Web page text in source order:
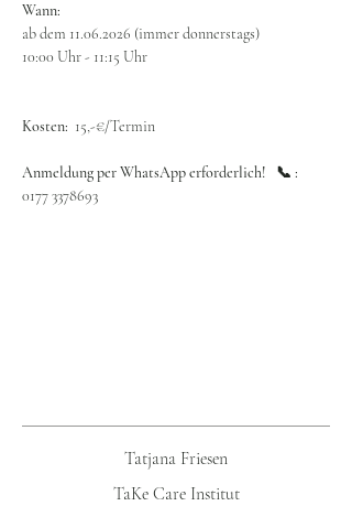
Wann:
ab dem 11.06.2026 (immer donnerstags)
10:00 Uhr - 11:15 Uhr
Kosten: 15,-€/Termin
Anmeldung per WhatsApp erforderlich!   📞 :
0177 3378693
Tatjana Friesen
TaKe Care Institut